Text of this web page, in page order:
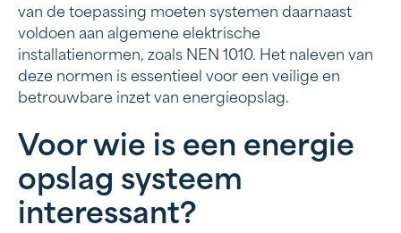
van de toepassing moeten systemen daarnaast
voldoen aan algemene elektrische
installatienormen, zoals NEN 1010. Het naleven van
deze normen is essentieel voor een veilige en
betrouwbare inzet van energieopslag.
Voor wie is een energie
opslag systeem
interessant?